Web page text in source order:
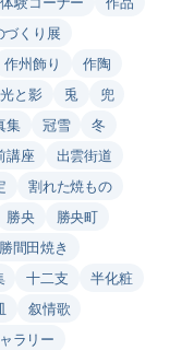
くり展
作州飾り
作陶
光と影 兎
兜
集 冠雪
冬
講座
出雲街道
割れた焼もの
勝央
勝央町
勝間田焼き
十二支
半化粧
叙情歌
ラリー